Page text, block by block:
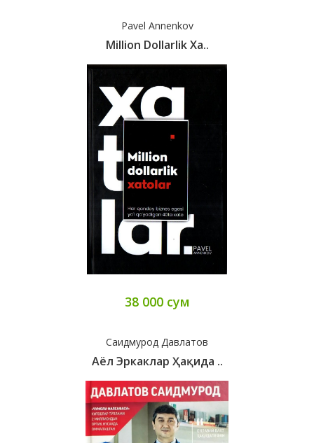
Pavel Annenkov
Million Dollarlik Xa..
38 000 сум
Саидмурод Давлатов
Аёл Эркаклар Ҳақида ..